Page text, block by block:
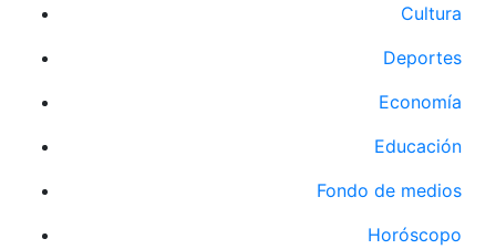
Cultura
Deportes
Economía
Educación
Fondo de medios
Horóscopo